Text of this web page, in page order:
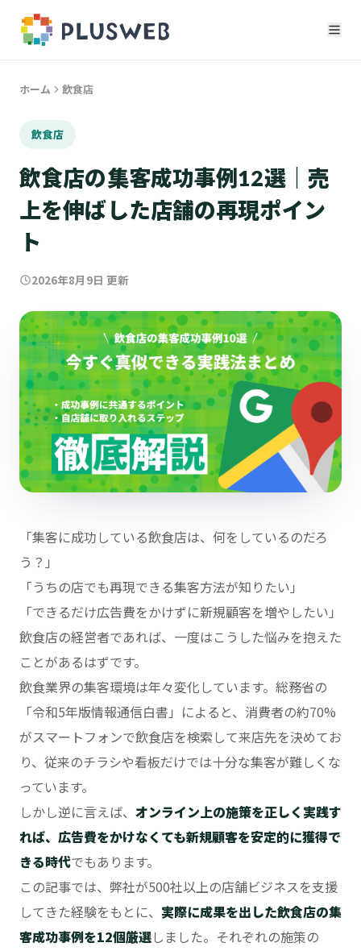
ホーム 飲食店
飲食店
飲食店の集客成功事例12選｜売
上を伸ばした店舗の再現ポイン
ト
2026年8月9日 更新
「集客に成功している飲食店は、何をしているのだろ
う？」
「うちの店でも再現できる集客方法が知りたい」
「できるだけ広告費をかけずに新規顧客を増やしたい」
飲食店の経営者であれば、一度はこうした悩みを抱えた
ことがあるはずです。
飲食業界の集客環境は年々変化しています。総務省の
「令和5年版情報通信白書」によると、消費者の約70%
がスマートフォンで飲食店を検索して来店先を決めてお
り、従来のチラシや看板だけでは十分な集客が難しくな
っています。
しかし逆に言えば、 オンライン上の施策を正しく実践す
れば、広告費をかけなくても新規顧客を安定的に獲得で
きる時代でもあります。
この記事では、弊社が500社以上の店舗ビジネスを支援
してきた経験をもとに、 実際に成果を出した飲食店の集
客成功事例を12個厳選しました。それぞれの施策の